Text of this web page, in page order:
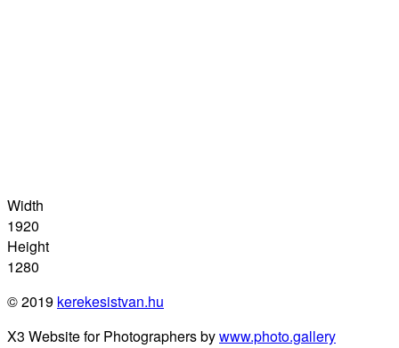
Width
1920
Height
1280
© 2019 kerekesistvan.hu
X3 Website for Photographers bywww.photo.gallery